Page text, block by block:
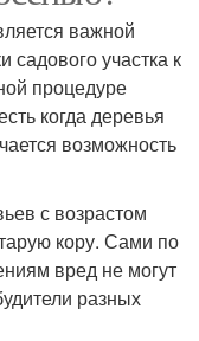
важной
садового участка к
процедуре
когда деревья
возможность
с возрастом
кору. Сами по
вред не могут
разных